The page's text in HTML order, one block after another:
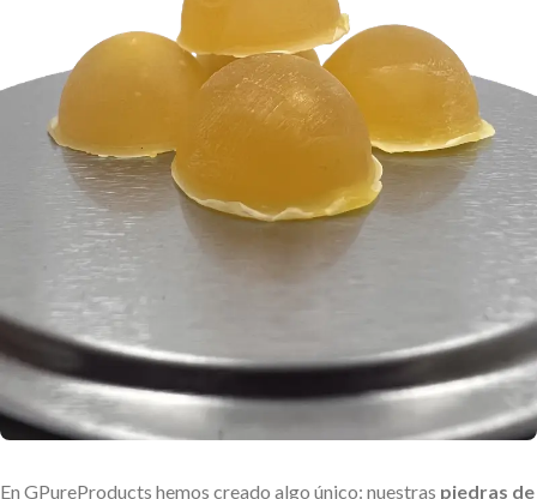
En GPureProducts hemos creado algo único: nuestras piedras de